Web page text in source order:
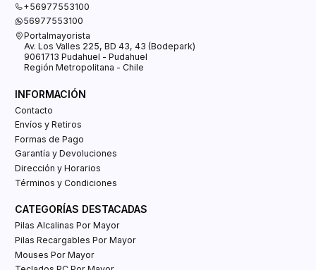
+56977553100
56977553100
Portalmayorista
Av. Los Valles 225, BD 43, 43 (Bodepark)
9061713 Pudahuel - Pudahuel
Región Metropolitana - Chile
INFORMACIÓN
Contacto
Envíos y Retiros
Formas de Pago
Garantía y Devoluciones
Dirección y Horarios
Términos y Condiciones
CATEGORÍAS DESTACADAS
Pilas Alcalinas Por Mayor
Pilas Recargables Por Mayor
Mouses Por Mayor